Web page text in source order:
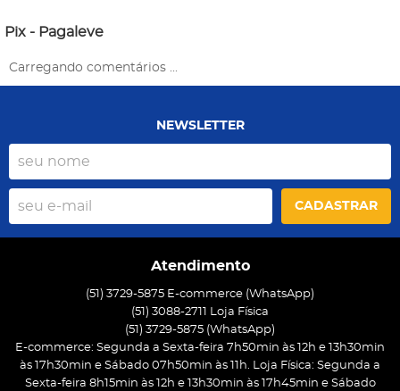
Pix - Pagaleve
Carregando comentários ...
NEWSLETTER
CADASTRAR
Atendimento
(51) 3729-5875 E-commerce (WhatsApp)
(51) 3088-2711 Loja Física
(51) 3729-5875 (WhatsApp)
E-commerce: Segunda a Sexta-feira 7h50min às 12h e 13h30min
às 17h30min e Sábado 07h50min às 11h. Loja Física: Segunda a
Sexta-feira 8h15min às 12h e 13h30min às 17h45min e Sábado